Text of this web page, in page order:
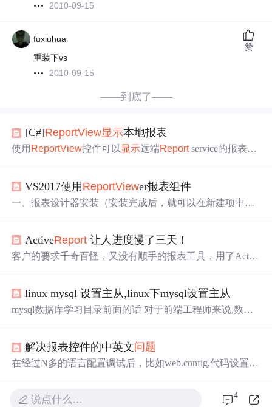
2010-09-15
fuxiuhua
重装下vs
2010-09-15
赞
——到底了——
[C#]ReportView显示本地报表
使用 ReportView控件可以 显示远端Reportservice的报表，
文件到工程项目，使用这个wizard会自动创建报表使用的D
ataSet等，其实这些后面都可以用自己的DataSource来替换
VS2017使用 ReportViewer报表组件
一、报表设计器安装（安装完成后，就可以在新建项中看
动安装。 二、安装Report View er控件 1.图形界面安装 在
项目名称上右键->管理NuGet程序包->安装Microsoft.Report
ActiveReport 让人进度慢了三天！
客户的要求千奇百怪，又没有顺手的报表工具，用了Activ
由于是整篇文档，我先用WORD编辑好，在报表里用RichT
extBox控件来显示，结果运行时出现了乱码，这下把我难
，所以
linux mysql 设置主从,linux下mysql设置主从
mysql数据库学习目录前面的话 对于前端工程师来说,数据
学数据库之基础操作 前端学数据库之数据类型 前端学数 ...
SQL Server-游标使用IF EXISTS(SELECT *FROM sysobjects
解决报表控件的中英文问题
在经过N多的语言配置调试后，比如web.config,代码设置thr
打印功能，报表服务器为SQL2005的
ing Services，
说点什么… 4